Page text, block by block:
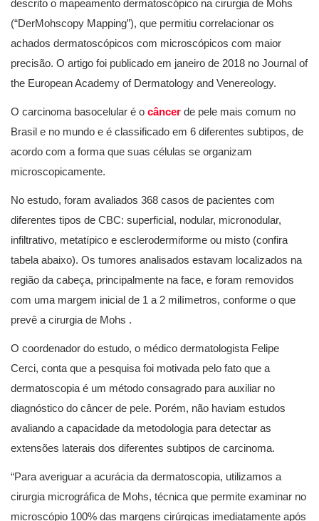
descrito o mapeamento dermatoscópico na cirurgia de Mohs
(“DerMohscopy Mapping”), que permitiu correlacionar os
achados dermatoscópicos com microscópicos com maior
precisão. O artigo foi publicado em janeiro de 2018 no Journal of
the European Academy of Dermatology and Venereology.
O carcinoma basocelular é o câncer de pele mais comum no
Brasil e no mundo e é classificado em 6 diferentes subtipos, de
acordo com a forma que suas células se organizam
microscopicamente.
No estudo, foram avaliados 368 casos de pacientes com
diferentes tipos de CBC: superficial, nodular, micronodular,
infiltrativo, metatípico e esclerodermiforme ou misto (confira
tabela abaixo). Os tumores analisados estavam localizados na
região da cabeça, principalmente na face, e foram removidos
com uma margem inicial de 1 a 2 milímetros, conforme o que
prevê a cirurgia de Mohs .
O coordenador do estudo, o médico dermatologista Felipe
Cerci, conta que a pesquisa foi motivada pelo fato que a
dermatoscopia é um método consagrado para auxiliar no
diagnóstico do câncer de pele. Porém, não haviam estudos
avaliando a capacidade da metodologia para detectar as
extensões laterais dos diferentes subtipos de carcinoma.
“Para averiguar a acurácia da dermatoscopia, utilizamos a
cirurgia micrográfica de Mohs, técnica que permite examinar no
microscópio 100% das margens cirúrgicas imediatamente após